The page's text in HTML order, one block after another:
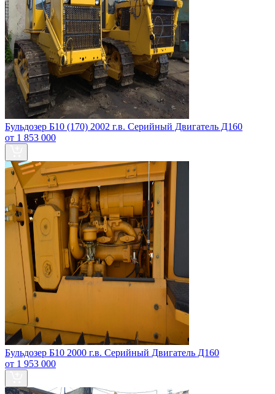
Бульдозер Б10 (170) 2002 г.в. Серийный Двигатель Д160
от 1 853 000
Бульдозер Б10 2000 г.в. Серийный Двигатель Д160
от 1 953 000